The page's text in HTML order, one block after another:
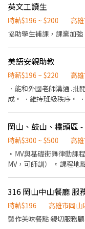
潔維護 🔸 支援調店，接
會 . 排班方式： 📍智取
性7:00-8:30間可到班2-5
分門市特定開缺，請內
際上班時間為17:30-
https://
備機車通勤並可接受貨
建議選擇有人店。 . 💰
$196/hr；台北市部分區
正/大安/南港/文山/萬華)
竹、宜蘭區域 $30,000)
$8） 🔸智取店：晚班時
🐱應徵夜班時段請看
k6z0rdZXe1pW . ⚠️部分
入! . 📍 目前職缺門市（
迎直接填寫表單等候顧問
360號1樓 三民覺民店 高
雄市仁武區中正路202號
管交代事項。 我們尋找對自我有要求、有自律的夥伴，我們對能力
好、學習態度佳的人員會
找一起賺錢的夥伴，因應
PT:時薪200 2級PT:時薪
英文工讀生
時薪$196 ~ $200
高
協助學生補課，課業加
美語安親助教
時薪$196 ~ $220
高
．能和外國老師溝通 .批
成。 ．維持班級秩序。
補習班招生。 ．課後輔
英文評量輔導
岡山、鼓山、橋頭區
時薪$300 ~ $500
高
▫️MV與基礎街舞律動課程教學 ▫️幼兒園課後舞蹈律
MV，可師訓） ▫️課程地點：岡山、橋頭、鼓山區 ▫️有兒童課程教
316 岡山中山餐廳 服
時薪$196
高雄市岡山
製作美味餐點 親切服務